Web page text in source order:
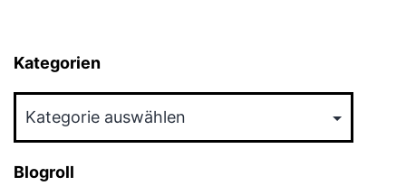
Kategorien
Blogroll